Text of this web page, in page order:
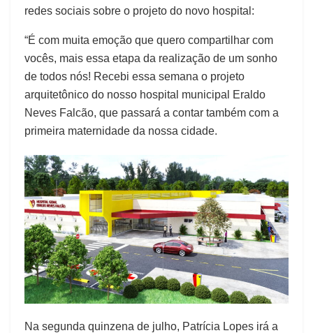
redes sociais sobre o projeto do novo hospital:
“É com muita emoção que quero compartilhar com
vocês, mais essa etapa da realização de um sonho
de todos nós! Recebi essa semana o projeto
arquitetônico do nosso hospital municipal Eraldo
Neves Falcão, que passará a contar também com a
primeira maternidade da nossa cidade.
Na segunda quinzena de julho, Patrícia Lopes irá a